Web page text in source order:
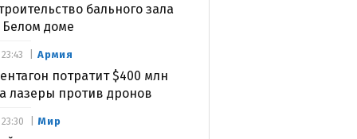
бального зала
Белом доме
Армия
потратит $400 млн
лазеры против дронов
23:43
Мир
23:30